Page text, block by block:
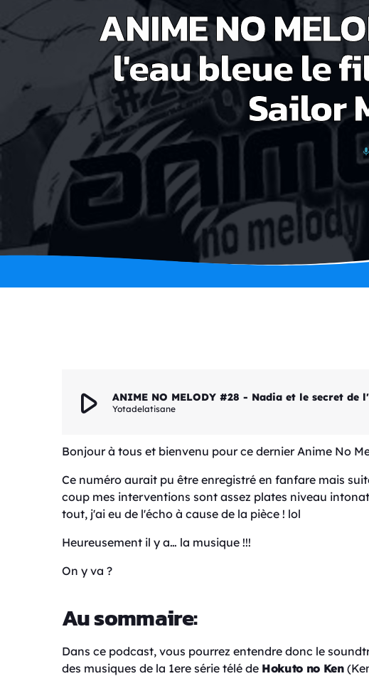
ANIME NO
l'eau bleue le
Sailor
mic
play_arrow ANIME NO MELODY #28 - Nadia et le secret
Yotadelatisane
Bonjour à tous et bienvenu pour ce dernier Anime No
Ce numéro aurait pu être enregistré en fanfare mais
coup mes interventions sont assez plates niveau
tout, j'ai eu de l'écho à cause de la pièce ! lol
Heureusement il y a… la musique !!!
On y va ?
Au sommaire:
Dans ce podcast, vous pourrez entendre donc le
des musiques de la 1ere série télé de Hokuto no Ken